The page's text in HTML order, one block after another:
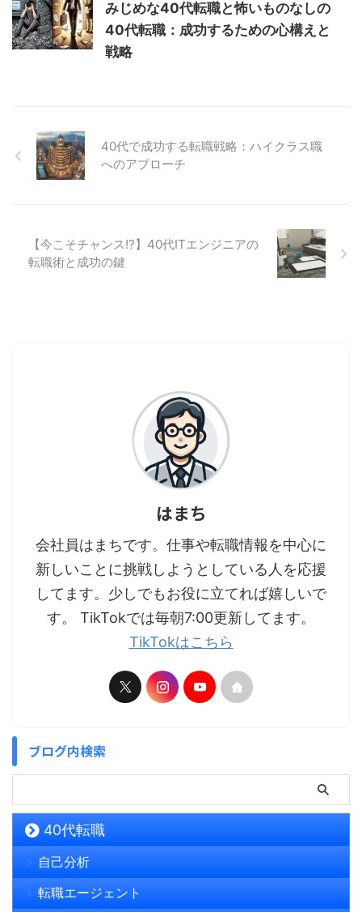
みじめな40代転職と怖いものなしの
40代転職：成功するための心構えと
戦略
40代で成功する転職戦略：ハイクラス職
へのアプローチ
【今こそチャンス!?】40代ITエンジニアの
転職術と成功の鍵
はまち
会社員はまちです。仕事や転職情報を中心に
新しいことに挑戦しようとしている人を応援
してます。少しでもお役に立てれば嬉しいで
す。 TikTokでは毎朝7:00更新してます。
TikTokはこちら
ブログ内検索
40代転職
自己分析
転職エージェント